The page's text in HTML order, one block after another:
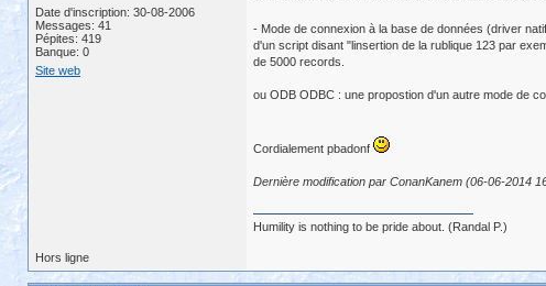
Date d'inscription: 30-08-2006
Messages: 41
Pépites: 419
Banque: 0
Site web
- Mode de connexion à la base de données (driver
d'un script disant "linsertion de la rublique 123 par
de 5000 records.
ou ODB ODBC : une propostion d'un autre mode de
Cordialement pbadonf
Dernière modification par ConanKanem (06-06-2014
Humility is nothing to be pride about. (Randal P.)
Hors ligne